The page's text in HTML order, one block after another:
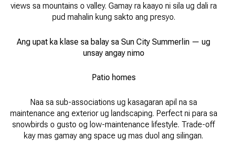
views sa mountains o valley. Gamay ra kaayo ni sila ug dali ra
pud mahalin kung sakto ang presyo.
Ang upat ka klase sa balay sa Sun City Summerlin — ug
unsay angay nimo
Patio homes
Naa sa sub-associations ug kasagaran apil na sa
maintenance ang exterior ug landscaping. Perfect ni para sa
snowbirds o gusto og low-maintenance lifestyle. Trade-off
kay mas gamay ang space ug mas duol ang silingan.